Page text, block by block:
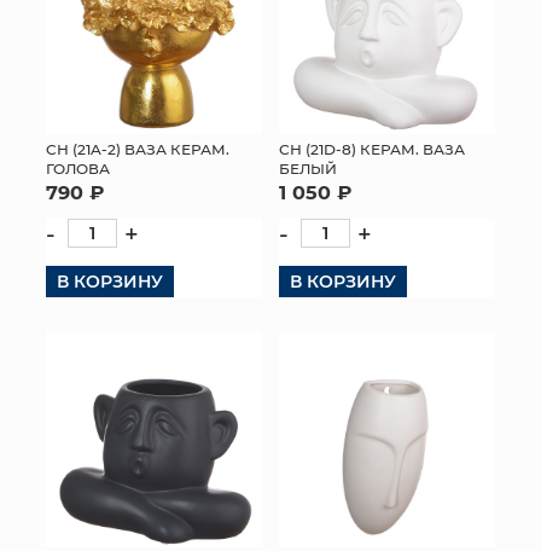
СН (21A-2) ВАЗА КЕРАМ.
ГОЛОВА
790 ₽
- +
В КОРЗИНУ
СН (21D-8) КЕРАМ. ВАЗА
БЕЛЫЙ
1 050 ₽
- +
В КОРЗИНУ